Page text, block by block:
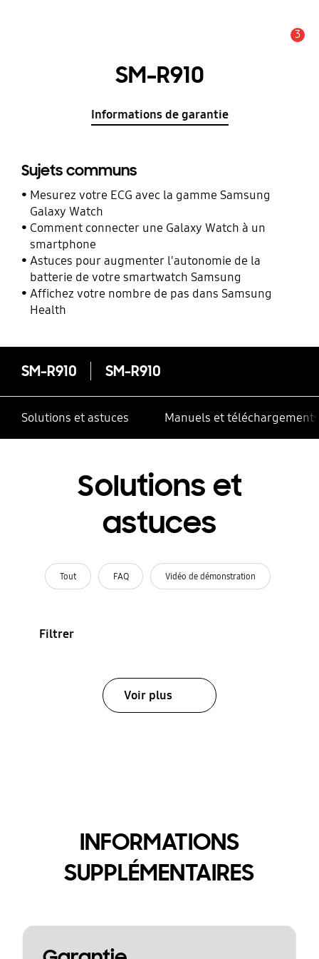
3
SM-R910
Informations de garantie
Sujets communs
Mesurez votre ECG avec la gamme Samsung
Galaxy Watch
Comment connecter une Galaxy Watch à un
smartphone
Astuces pour augmenter l'autonomie de la
batterie de votre smartwatch Samsung
Affichez votre nombre de pas dans Samsung
Health
SM-R910 SM-R910
Solutions et astuces Manuels et téléchargements
Solutions et
astuces
Tout FAQ Vidéo de démonstration
Filtrer
Voir plus
INFORMATIONS
SUPPLÉMENTAIRES